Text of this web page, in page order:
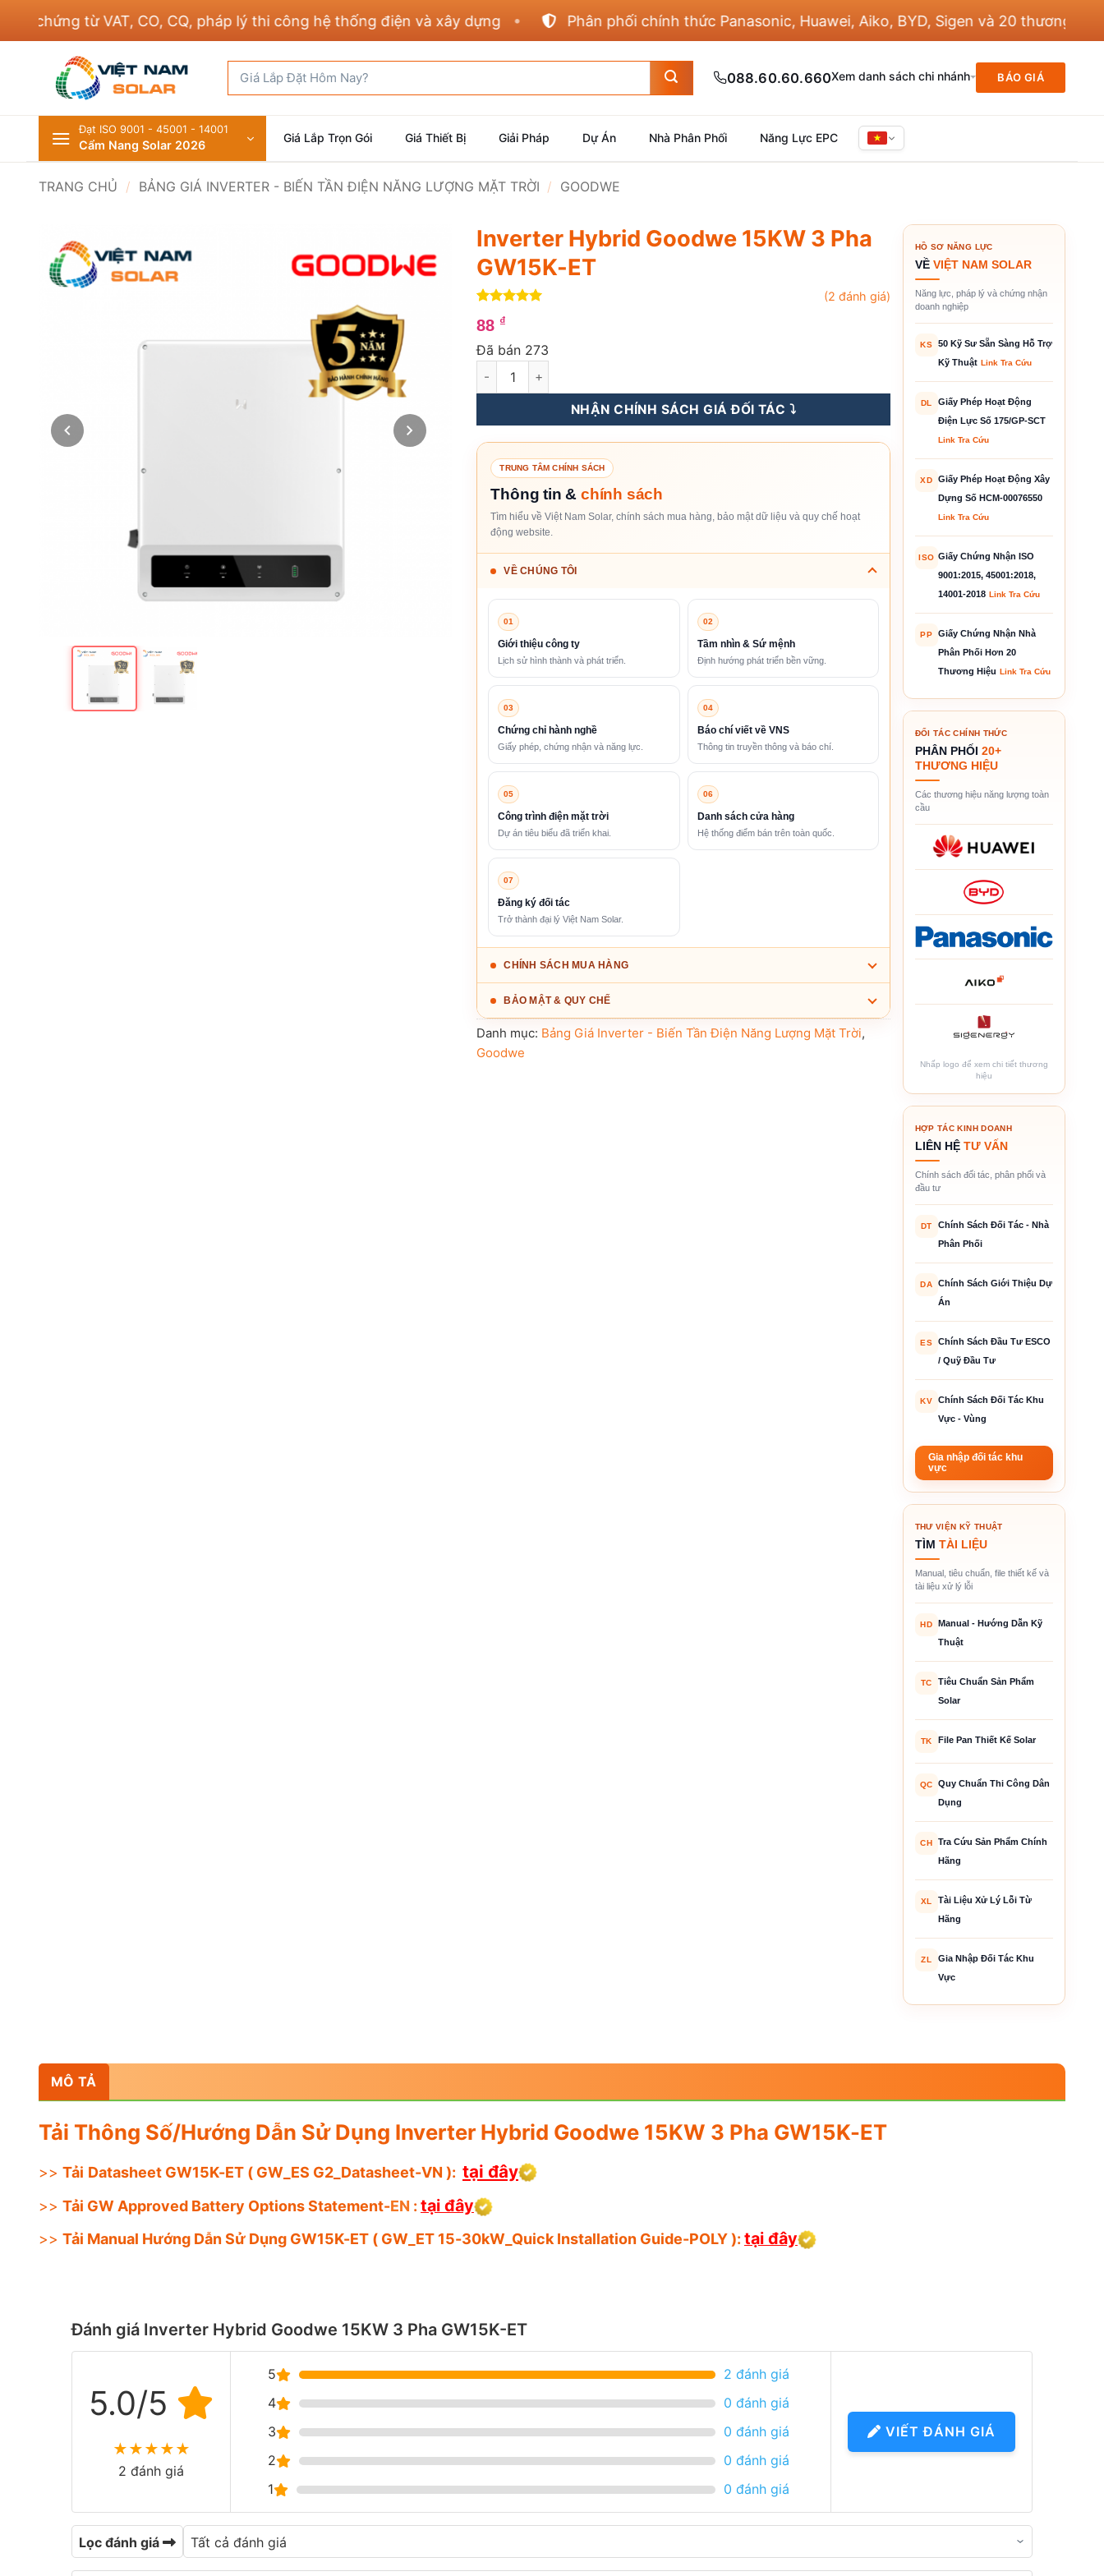
từ VAT, CO, CQ, pháp lý thi công hệ thống điện và xây dựng Phân phối chính thức Panasonic, Huawei, Aiko, BYD, Sigen và 20 thương hiệu khác
kiếm:
088.60.60.660Xem danh sách chi nhánh BÁO GIÁ
Đạt ISO 9001 - 45001 - 14001
Cẩm Nang Solar 2026 Giá Lắp Trọn Gói Giá Thiết Bị Giải Pháp Dự Án Nhà Phân Phối Năng Lực EPC
TRANG CHỦ / BẢNG GIÁ INVERTER - BIẾN TẦN ĐIỆN NĂNG LƯỢNG MẶT TRỜI / GOODWE
Inverter Hybrid Goodwe 15KW 3 Pha
GW15K-ET
trên 5
dựa trên
(2 đánh giá)
88 ₫
Đã bán 273
Inverter Hybrid Goodwe 15KW 3 Pha GW15K-ET số lượng
NHẬN CHÍNH SÁCH GIÁ ĐỐI TÁC ⤵️
TRUNG TÂM CHÍNH SÁCH
Thông tin & chính sách
Tìm hiểu về Việt Nam Solar, chính sách mua hàng, bảo mật dữ liệu và quy chế hoạt
động website.
VỀ CHÚNG TÔI
01
Giới thiệu công ty
Lịch sử hình thành và phát triển.
02
Tầm nhìn & Sứ mệnh
Định hướng phát triển bền vững.
03
Chứng chỉ hành nghề
Giấy phép, chứng nhận và năng lực.
04
Báo chí viết về VNS
Thông tin truyền thông và báo chí.
05
Công trình điện mặt trời
Dự án tiêu biểu đã triển khai.
06
Danh sách cửa hàng
Hệ thống điểm bán trên toàn quốc.
07
Đăng ký đối tác
Trở thành đại lý Việt Nam Solar.
CHÍNH SÁCH MUA HÀNG
BẢO MẬT & QUY CHẾ
Danh mục: Bảng Giá Inverter - Biến Tần Điện Năng Lượng Mặt Trời,
Goodwe
HỒ SƠ NĂNG LỰC
VỀ VIỆT NAM SOLAR
Năng lực, pháp lý và chứng nhận
doanh nghiệp
KS
50 Kỹ Sư Sẵn Sàng Hỗ Trợ
Kỹ Thuật Link Tra Cứu
DL
Giấy Phép Hoạt Động
Điện Lực Số 175/GP-SCT
Link Tra Cứu
XD
Giấy Phép Hoạt Động Xây
Dựng Số HCM-00076550
Link Tra Cứu
ISO Giấy Chứng Nhận ISO
9001:2015, 45001:2018,
14001-2018 Link Tra Cứu
PP
Giấy Chứng Nhận Nhà
Phân Phối Hơn 20
Thương Hiệu Link Tra Cứu
ĐỐI TÁC CHÍNH THỨC
PHÂN PHỐI 20+
THƯƠNG HIỆU
Các thương hiệu năng lượng toàn
cầu
Nhấp logo để xem chi tiết thương
hiệu
HỢP TÁC KINH DOANH
LIÊN HỆ TƯ VẤN
Chính sách đối tác, phân phối và
đầu tư
DT
Chính Sách Đối Tác - Nhà
Phân Phối
DA
Chính Sách Giới Thiệu Dự
Án
ES
Chính Sách Đầu Tư ESCO
/ Quỹ Đầu Tư
KV
Chính Sách Đối Tác Khu
Vực - Vùng
Gia nhập đối tác khu
vực
THƯ VIỆN KỸ THUẬT
TÌM TÀI LIỆU
Manual, tiêu chuẩn, file thiết kế và
tài liệu xử lý lỗi
HD
Manual - Hướng Dẫn Kỹ
Thuật
TC
Tiêu Chuẩn Sản Phẩm
Solar
TK File Pan Thiết Kế Solar
QC
Quy Chuẩn Thi Công Dân
Dụng
CH
Tra Cứu Sản Phẩm Chính
Hãng
XL
Tài Liệu Xử Lý Lỗi Từ
Hãng
ZL
Gia Nhập Đối Tác Khu
Vực
MÔ TẢ
Tải Thông Số/Hướng Dẫn Sử Dụng Inverter Hybrid Goodwe 15KW 3 Pha GW15K-ET
>> Tải Datasheet GW15K-ET ( GW_ES G2_Datasheet-VN ): tại đây
>> Tải GW Approved Battery Options Statement-EN : tại đây
>> Tải Manual Hướng Dẫn Sử Dụng GW15K-ET ( GW_ET 15-30kW_Quick Installation Guide-POLY ): tại đây
Đánh giá Inverter Hybrid Goodwe 15KW 3 Pha GW15K-ET
5.0/5
★★★★★
2 đánh giá
5
2 đánh giá
4
0 đánh giá
3
0 đánh giá
2
0 đánh giá
1
0 đánh giá
VIẾT ĐÁNH GIÁ
Lọc đánh giá